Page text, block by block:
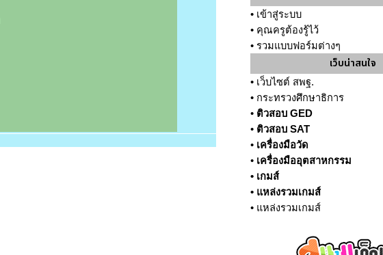
• เข้าสู่ระบบ
• คุณครูต้องรู้ไว้
• รวมแบบฟอร์มต่างๆ
เว็บน่าสนใจ
• เว็บไซต์ สพฐ.
• กระทรวงศึกษาธิการ
• ติวสอบ GED
• ติวสอบ SAT
• เครื่องมือวัด
• เครื่องมืออุตสาหกรรม
• เกมส์
• แหล่งรวมเกมส์
• แหล่งรวมเกมส์